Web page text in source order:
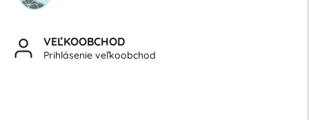
VEĽKOOBCHOD
Prihlásenie veľkoobchod